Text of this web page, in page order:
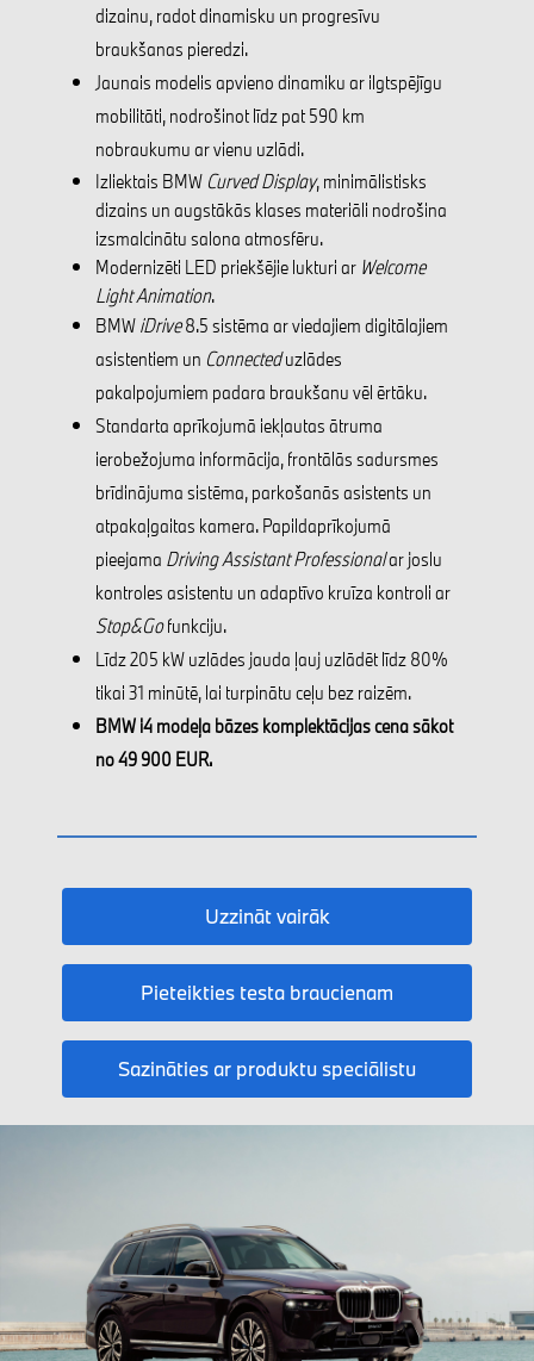
dizainu, radot dinamisku un progresīvu
braukšanas pieredzi.
Jaunais modelis apvieno dinamiku ar ilgtspējīgu
mobilitāti, nodrošinot līdz pat 590 km
nobraukumu ar vienu uzlādi.
Izliektais BMW Curved Display, minimālistisks
dizains un augstākās klases materiāli nodrošina
izsmalcinātu salona atmosfēru.
Modernizēti LED priekšējie lukturi ar Welcome
Light Animation.
BMWiDrive8.5 sistēma ar viedajiem digitālajiem
asistentiem un Connecteduzlādes
pakalpojumiem padara braukšanu vēl ērtāku.
Standarta aprīkojumā iekļautas ātruma
ierobežojuma informācija, frontālās sadursmes
brīdinājuma sistēma, parkošanās asistents un
atpakaļgaitas kamera. Papildaprīkojumā
pieejama Driving Assistant Professionalar joslu
kontroles asistentu un adaptīvo kruīza kontroli ar
Stop&Gofunkciju.
Līdz 205 kW uzlādes jauda ļauj uzlādēt līdz 80%
tikai 31 minūtē, lai turpinātu ceļu bez raizēm.
BMW i4 modeļa bāzes komplektācijas cena sākot
no 49 900 EUR.
Uzzināt vairāk
Pieteikties testa braucienam
Sazināties ar produktu speciālistu